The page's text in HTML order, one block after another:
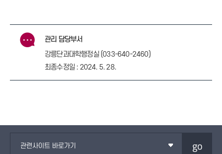
관리 담당부서
강릉단과대학행정실 (033-640-2460)
최종수정일 : 2024. 5. 28.
관련사이트 바로가기 go